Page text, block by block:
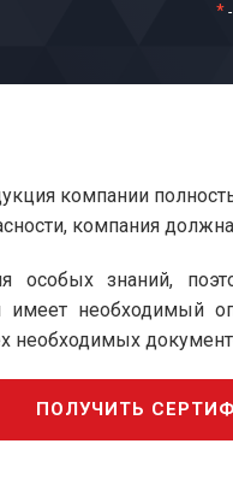
*
компании
компания
особых знаний,
имеет необходимый
необходимых
ПОЛУЧИТЬ